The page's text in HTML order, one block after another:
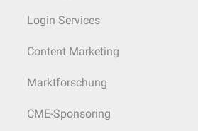
Login Services
Content Marketing
Marktforschung
CME-Sponsoring